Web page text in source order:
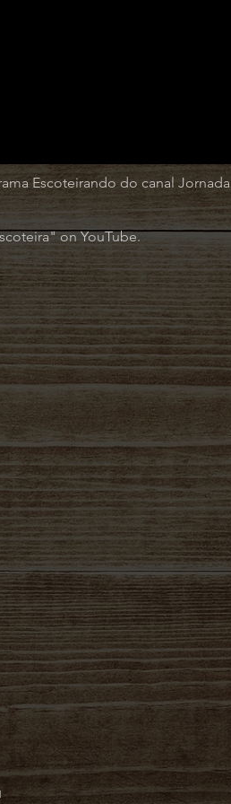
Escoteirando do canal Jornada
on YouTube.